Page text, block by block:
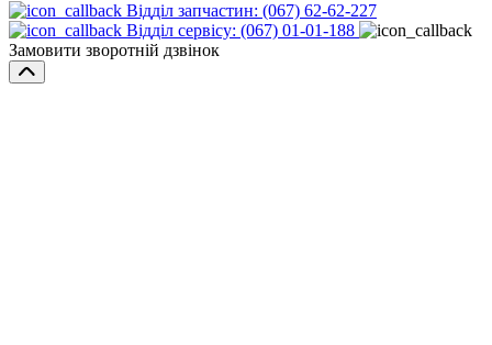
Відділ запчастин: (067) 62-62-227
Відділ сервісу: (067) 01-01-188
Замовити зворотній дзвінок